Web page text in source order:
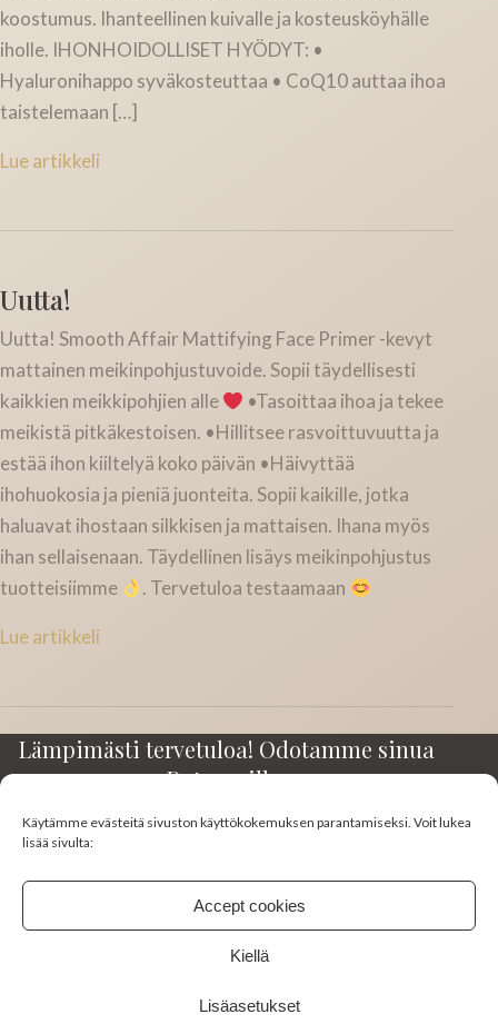
Käytämme evästeitä sivuston käyttökokemuksen parantamiseksi. Voit lukea
lisää sivulta:
Accept cookies
Kiellä
Lisäasetukset
koostumus. Ihanteellinen kuivalle ja kosteusköyhälle
iholle. IHONHOIDOLLISET HYÖDYT: •
Hyaluronihappo syväkosteuttaa • CoQ10 auttaa ihoa
taistelemaan […]
Lue artikkeli
Uutta!
Uutta! Smooth Affair Mattifying Face Primer -kevyt
mattainen meikinpohjustuvoide. Sopii täydellisesti
kaikkien meikkipohjien alle
•Tasoittaa ihoa ja tekee
meikistä pitkäkestoisen. •Hillitsee rasvoittuvuutta ja
estää ihon kiiltelyä koko päivän •Häivyttää
ihohuokosia ja pieniä juonteita. Sopii kaikille, jotka
haluavat ihostaan silkkisen ja mattaisen. Ihana myös
ihan sellaisenaan. Täydellinen lisäys meikinpohjustus
tuotteisiimme
. Tervetuloa testaamaan
Lue artikkeli
Lämpimästi tervetuloa! Odotamme sinua
Rotuaarilla.
Kirkkokatu 23-25 A3
045 130 0383
studiomimi10@gmail.com